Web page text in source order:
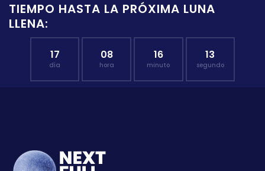
TIEMPO HASTA LA PRÓXIMA LUNA
LLENA:
17
día
08
hora
16
minuto
12
segundo